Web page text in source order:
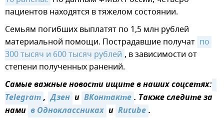
пациентов находятся в тяжелом состоянии.
Семьям погибших выплатят по 1,5 млн рублей
материальной помощи. Пострадавшие получат по
300 тысяч и 600 тысяч рублей , в зависимости от
степени полученных ранений.
Самые важные новости ищите в наших соцсетях:
Telegram, Дзен и ВКонтакте. Также следите за
нами в Одноклассниках и Rutube.